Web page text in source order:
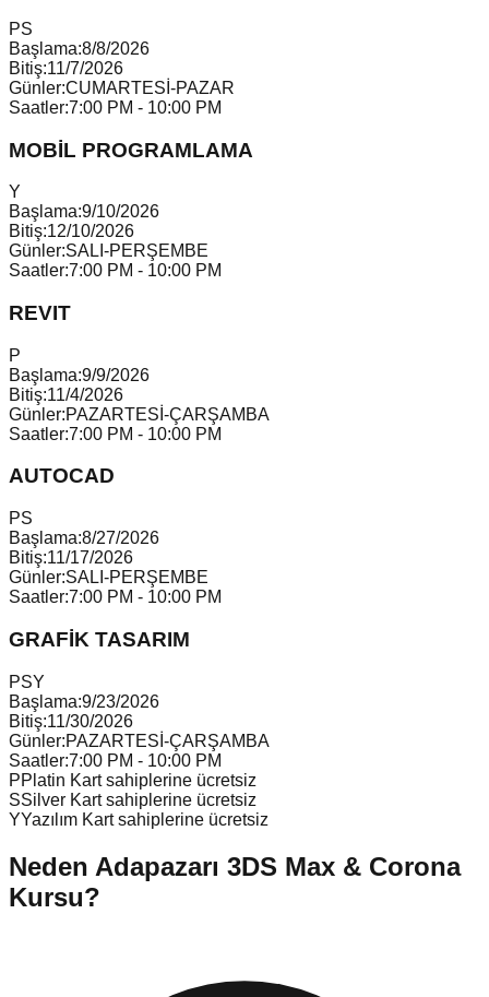
PS
Başlama:8/8/2026
Bitiş:11/7/2026
Günler:CUMARTESİ-PAZAR
Saatler:7:00 PM - 10:00 PM
MOBİL PROGRAMLAMA
Y
Başlama:9/10/2026
Bitiş:12/10/2026
Günler:SALI-PERŞEMBE
Saatler:7:00 PM - 10:00 PM
REVIT
P
Başlama:9/9/2026
Bitiş:11/4/2026
Günler:PAZARTESİ-ÇARŞAMBA
Saatler:7:00 PM - 10:00 PM
AUTOCAD
PS
Başlama:8/27/2026
Bitiş:11/17/2026
Günler:SALI-PERŞEMBE
Saatler:7:00 PM - 10:00 PM
GRAFİK TASARIM
PSY
Başlama:9/23/2026
Bitiş:11/30/2026
Günler:PAZARTESİ-ÇARŞAMBA
Saatler:7:00 PM - 10:00 PM
PPlatin Kart sahiplerine ücretsiz
SSilver Kart sahiplerine ücretsiz
YYazılım Kart sahiplerine ücretsiz
Neden Adapazarı 3DS Max & Corona
Kursu?